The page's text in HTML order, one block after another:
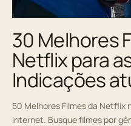
30 Melhores
Netflix para
Indicações
50 Melhores Filmes da Netflix
internet. Busque filmes por